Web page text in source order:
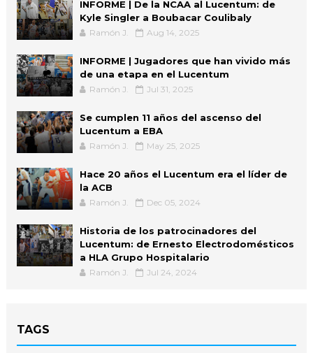
INFORME | De la NCAA al Lucentum: de
Kyle Singler a Boubacar Coulibaly
Ramón J. Aug 14, 2025
INFORME | Jugadores que han vivido más
de una etapa en el Lucentum
Ramón J. Jul 31, 2025
Se cumplen 11 años del ascenso del
Lucentum a EBA
Ramón J. May 25, 2025
Hace 20 años el Lucentum era el líder de
la ACB
Ramón J. Dec 05, 2024
Historia de los patrocinadores del
Lucentum: de Ernesto Electrodomésticos
a HLA Grupo Hospitalario
Ramón J. Jul 24, 2024
TAGS